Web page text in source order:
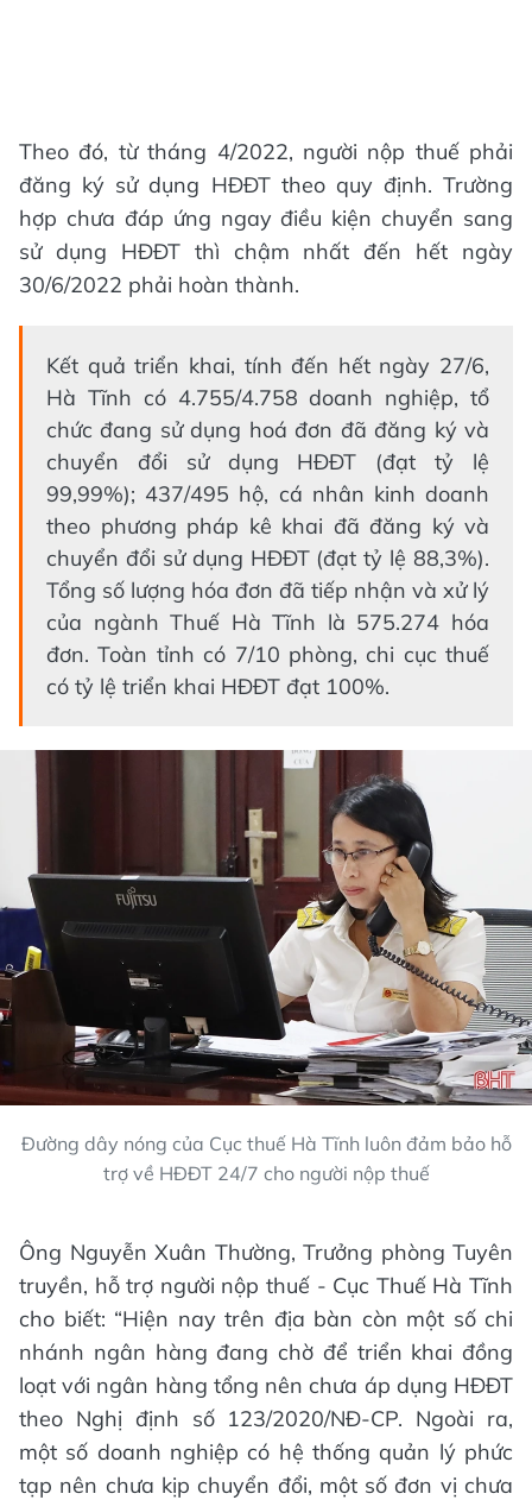
Theo đó, từ tháng 4/2022, người nộp thuế phải
đăng ký sử dụng HĐĐT theo quy định. Trường
hợp chưa đáp ứng ngay điều kiện chuyển sang
sử dụng HĐĐT thì chậm nhất đến hết ngày
30/6/2022 phải hoàn thành.
Kết quả triển khai, tính đến hết ngày 27/6,
Hà Tĩnh có 4.755/4.758 doanh nghiệp, tổ
chức đang sử dụng hoá đơn đã đăng ký và
chuyển đổi sử dụng HĐĐT (đạt tỷ lệ
99,99%); 437/495 hộ, cá nhân kinh doanh
theo phương pháp kê khai đã đăng ký và
chuyển đổi sử dụng HĐĐT (đạt tỷ lệ 88,3%).
Tổng số lượng hóa đơn đã tiếp nhận và xử lý
của ngành Thuế Hà Tĩnh là 575.274 hóa
đơn. Toàn tỉnh có 7/10 phòng, chi cục thuế
có tỷ lệ triển khai HĐĐT đạt 100%.
Đường dây nóng của Cục thuế Hà Tĩnh luôn đảm bảo hỗ
trợ về HĐĐT 24/7 cho người nộp thuế
Ông Nguyễn Xuân Thường, Trưởng phòng Tuyên
truyền, hỗ trợ người nộp thuế - Cục Thuế Hà Tĩnh
cho biết: “Hiện nay trên địa bàn còn một số chi
nhánh ngân hàng đang chờ để triển khai đồng
loạt với ngân hàng tổng nên chưa áp dụng HĐĐT
theo Nghị định số 123/2020/NĐ-CP. Ngoài ra,
một số doanh nghiệp có hệ thống quản lý phức
tạp nên chưa kịp chuyển đổi, một số đơn vị chưa